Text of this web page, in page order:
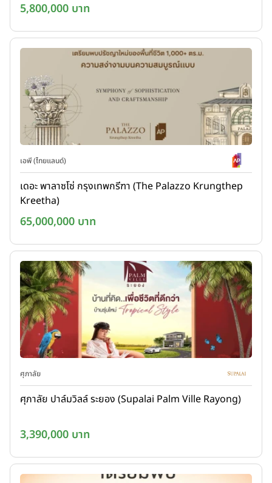
5,800,000 บาท
เอพี (ไทยแลนด์)
เดอะ พาลาซโซ่ กรุงเทพกรีฑา (The Palazzo Krungthep
Kreetha)
65,000,000 บาท
ศุภาลัย
ศุภาลัย ปาล์มวิลล์ ระยอง (Supalai Palm Ville Rayong)
3,390,000 บาท